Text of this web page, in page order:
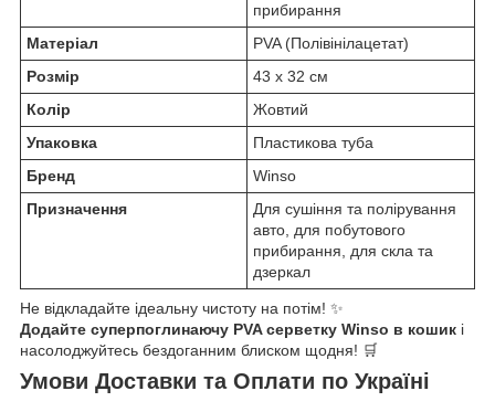
прибирання
Матеріал
PVA (Полівінілацетат)
Розмір
43 х 32 см
Колір
Жовтий
Упаковка
Пластикова туба
Бренд
Winso
Призначення
Для сушіння та полірування
авто, для побутового
прибирання, для скла та
дзеркал
Не відкладайте ідеальну чистоту на потім! ✨
Додайте суперпоглинаючу PVA серветку Winso в кошик і
насолоджуйтесь бездоганним блиском щодня! 🛒
Умови Доставки та Оплати по Україні